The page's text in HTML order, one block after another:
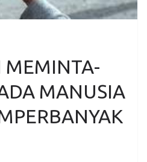
MEMINTA-
MANUSIA